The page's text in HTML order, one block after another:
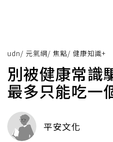
udn/ 元氣網/ 焦點/ 健康知識+
別被健康常識
最多只能吃一
平安文化